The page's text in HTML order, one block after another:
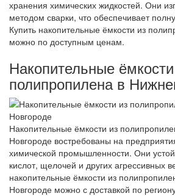
хранения химических жидкостей. Они
методом сварки, что обеспечивает
Купить накопительные ёмкости из
можно по доступным ценам.
Накопительные
полипропилена в
Накопительные ёмкости из
Новгороде востребованы на
химической промышленности. Они
кислот, щелочей и других агрессивных
накопительные ёмкости из
Новгороде можно с доставкой по